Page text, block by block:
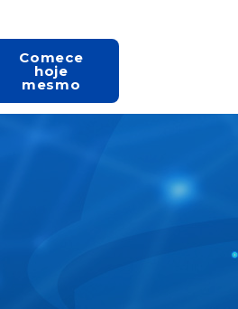
Comece
hoje
mesmo